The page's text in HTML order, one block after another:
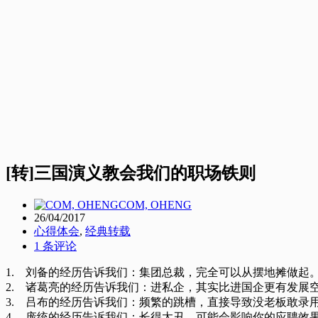
[转]三国演义教会我们的职场铁则
COM, OHENG
26/04/2017
心得体会, 经典转载
1 条评论
1. 刘备的经历告诉我们：集团总裁，完全可以从摆地摊做起。
2. 诸葛亮的经历告诉我们：进私企，其实比进国企更有发展空
3. 吕布的经历告诉我们：频繁的跳槽，直接导致没老板敢录用